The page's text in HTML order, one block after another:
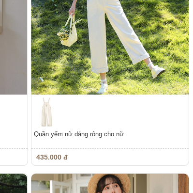
Quần yếm nữ dáng rộng cho nữ
435.000 đ